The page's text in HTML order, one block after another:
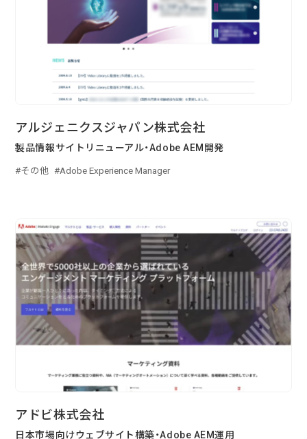
『リーダブルコード』から学ぶ、「本当に
理解しやすいコード」を書くための実践
ポイント
AWS Certified Solutions Architect –
Associate（SAA-C03）合格体験記
アルジェニクスジャパン株式会社
製品情報サイトリニューアル・Adobe AEM開発
その他 Adobe Experience Manager
アドビ株式会社
日本市場向けウェブサイト構築・Adobe AEM運用